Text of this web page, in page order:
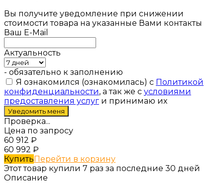
Вы получите уведомление при снижении
стоимости товара на указанные Вами контакты
Ваш E-Mail
Актуальность
- обязательно к заполнению
Я ознакомился (ознакомилась) с Политикой
конфиденциальности, а так же с условиями
предоставления услуг и принимаю их
Проверка...
Цена по запросу
60 912 ₽
60 992 ₽
КупитьПерейти в корзину
Этот товар купили 7 раз за последние 30 дней
Описание